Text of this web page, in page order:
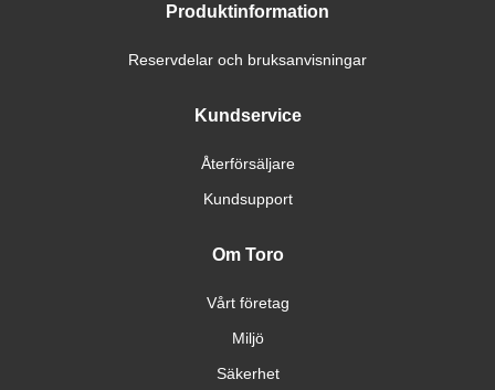
Produktinformation
Reservdelar och bruksanvisningar
Kundservice
Återförsäljare
Kundsupport
Om Toro
Vårt företag
Miljö
Säkerhet